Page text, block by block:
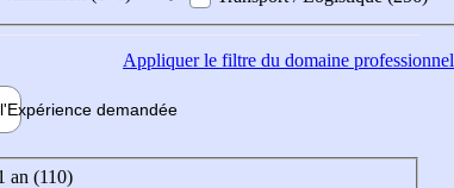
Appliquerle filtre du domaine professionnel
Expérience demandée
an (110)